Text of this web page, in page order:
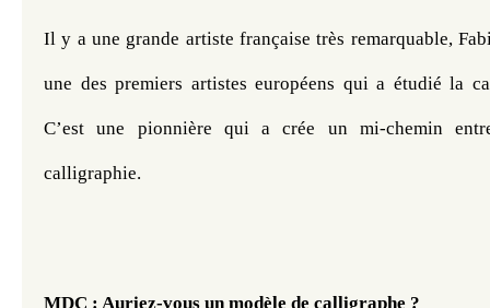
Il y a une grande artiste française très remarquable,
une des premiers artistes européens qui a étudié la
C’est une pionnière qui a crée un mi-chemin
calligraphie.
MDC : Auriez-vous un modèle de calligraphe ?